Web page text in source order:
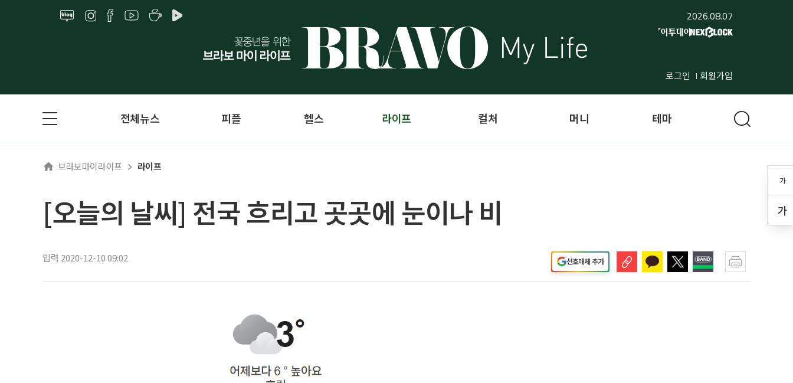
2026.08.07
로그인 회원가입
가
가
전체뉴스 피플 헬스 라이프 컬처 머니 테마
브라보마이라이프 라이프
[오늘의 날씨] 전국 흐리고 곳곳에 눈이나 비
입력 2020-12-10 09:02 선호매체 추가